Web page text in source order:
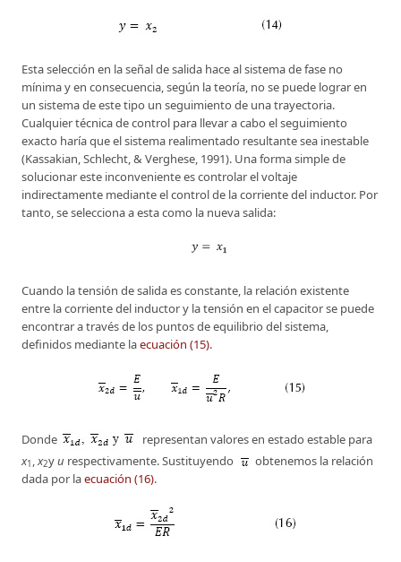
Esta selección en la señal de salida hace al sistema de fase no
mínima y en consecuencia, según la teoría, no se puede lograr en
un sistema de este tipo un seguimiento de una trayectoria.
Cualquier técnica de control para llevar a cabo el seguimiento
exacto haría que el sistema realimentado resultante sea inestable
(Kassakian, Schlecht, & Verghese, 1991). Una forma simple de
solucionar este inconveniente es controlar el voltaje
indirectamente mediante el control de la corriente del inductor. Por
tanto, se selecciona a esta como la nueva salida:
Cuando la tensión de salida es constante, la relación existente
entre la corriente del inductor y la tensión en el capacitor se puede
encontrar a través de los puntos de equilibrio del sistema,
definidos mediante laecuación (15).
Donde
representan valores en estado estable para
x1 ,x2yu respectivamente. Sustituyendo
obtenemos la relación
dada por laecuación (16).